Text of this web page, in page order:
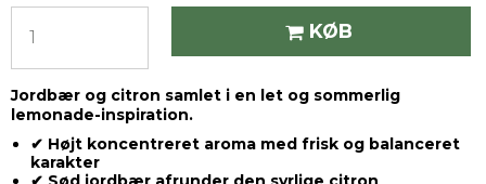
KØB
Jordbær og citron samlet i en let og sommerlig
lemonade-inspiration.
✔ Højt koncentreret aroma med frisk og balanceret
karakter